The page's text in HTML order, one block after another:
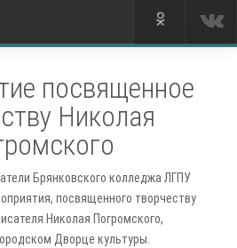
посвященное
Николая
Брянковского колледжа ЛГПУ
посвященного творчеству
Николая Погромского,
Дворце культуры.